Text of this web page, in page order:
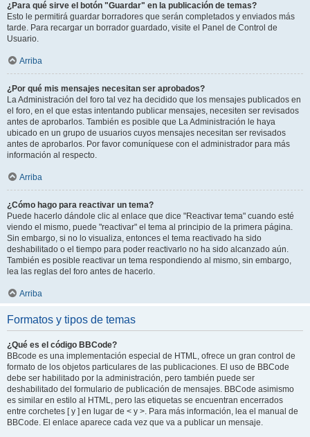
¿Para qué sirve el botón "Guardar" en la publicación de temas?
Esto le permitirá guardar borradores que serán completados y enviados más
tarde. Para recargar un borrador guardado, visite el Panel de Control de
Usuario.
Arriba
¿Por qué mis mensajes necesitan ser aprobados?
La Administración del foro tal vez ha decidido que los mensajes publicados en
el foro, en el que estas intentando publicar mensajes, necesiten ser revisados
antes de aprobarlos. También es posible que La Administración le haya
ubicado en un grupo de usuarios cuyos mensajes necesitan ser revisados
antes de aprobarlos. Por favor comuníquese con el administrador para más
información al respecto.
Arriba
¿Cómo hago para reactivar un tema?
Puede hacerlo dándole clic al enlace que dice "Reactivar tema" cuando esté
viendo el mismo, puede "reactivar" el tema al principio de la primera página.
Sin embargo, si no lo visualiza, entonces el tema reactivado ha sido
deshabilitado o el tiempo para poder reactivarlo no ha sido alcanzado aún.
También es posible reactivar un tema respondiendo al mismo, sin embargo,
lea las reglas del foro antes de hacerlo.
Arriba
Formatos y tipos de temas
¿Qué es el código BBCode?
BBcode es una implementación especial de HTML, ofrece un gran control de
formato de los objetos particulares de las publicaciones. El uso de BBCode
debe ser habilitado por la administración, pero también puede ser
deshabilitado del formulario de publicación de mensajes. BBCode asimismo
es similar en estilo al HTML, pero las etiquetas se encuentran encerrados
entre corchetes [ y ] en lugar de < y >. Para más información, lea el manual de
BBCode. El enlace aparece cada vez que va a publicar un mensaje.